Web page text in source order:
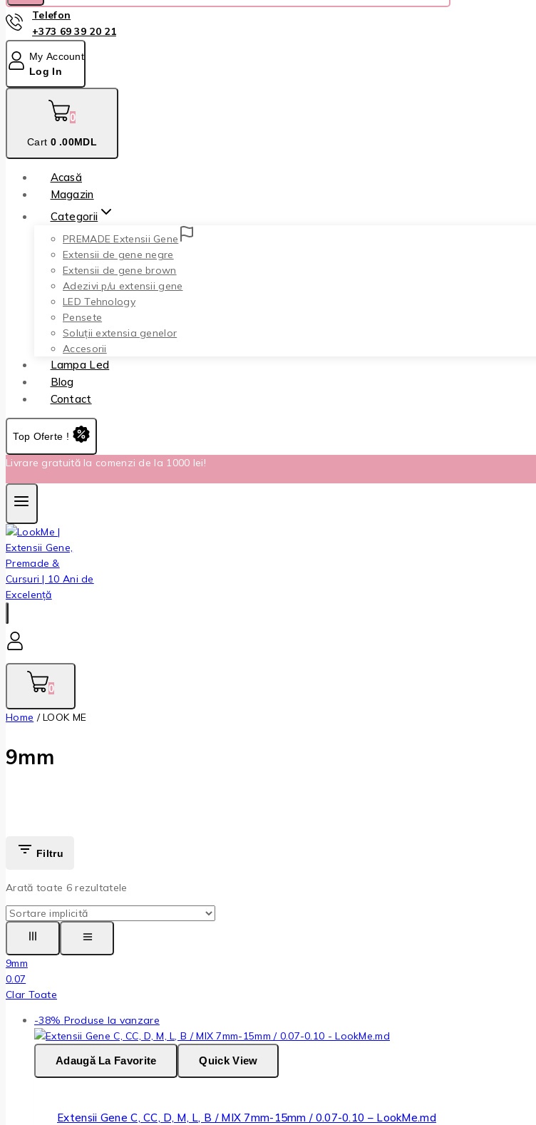
Telefon
+373 69 39 20 21
My Account
Log In
0
Cart 0 .00MDL
Acasă
Magazin
Categorii
PREMADE Extensii Gene
Extensii de gene negre
Extensii de gene brown
Adezivi p/u extensii gene
LED Tehnology
Pensete
Soluții extensia genelor
Accesorii
Lampa Led
Blog
Contact
Top Oferte !
Livrare gratuită la comenzi de la 1000 lei!
0
Home / LOOK ME
9mm
Filtru
Arată toate 6rezultatele
9mm
0.07
Clar Toate
-38% Produse la vanzare
Adaugă La Favorite Quick View
Extensii Gene C, CC, D, M, L, B / MIX 7mm-15mm / 0.07-0.10 – LookMe.md